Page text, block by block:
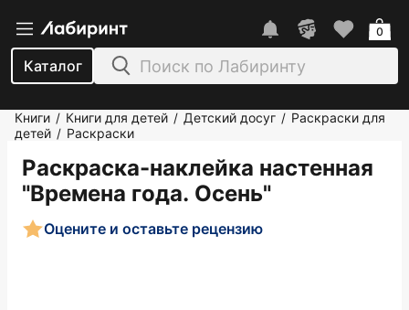
Каталог
0
Книги / Книги для детей / Детский досуг / Раскраски для
детей / Раскраски
Раскраска-наклейка настенная
"Времена года. Осень"
Оцените и оставьте рецензию